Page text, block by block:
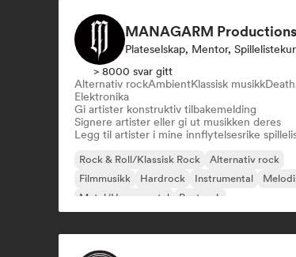
MANAGARM Productions
Plateselskap, Mentor,
> 8000 svar gitt
Alternativ rockAmbientKlassisk musikk
Elektronika
Gi artister konstruktiv tilbakemelding
Signere artister eller gi ut musikken deres
Legg til artister i mine innflytelsesrike
Rock & Roll/Klassisk Rock
Alternativ rock
Filmmusikk
Hardrock Instrumental
Metal/Heavy metal
Postrock